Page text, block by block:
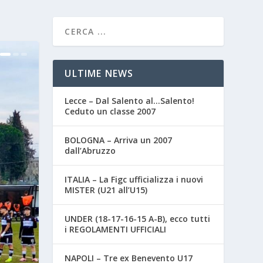
ULTIME NEWS
Lecce – Dal Salento al…Salento!
Ceduto un classe 2007
BOLOGNA – Arriva un 2007
dall’Abruzzo
ITALIA – La Figc ufficializza i nuovi
MISTER (U21 all’U15)
UNDER (18-17-16-15 A-B), ecco tutti
i REGOLAMENTI UFFICIALI
NAPOLI – Tre ex Benevento U17